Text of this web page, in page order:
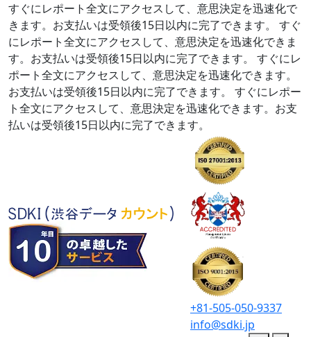
すぐにレポート全文にアクセスして、意思決定を迅速化で
きます。お支払いは受領後15日以内に完了できます。
すぐ
にレポート全文にアクセスして、意思決定を迅速化できま
す。お支払いは受領後15日以内に完了できます。
すぐにレ
ポート全文にアクセスして、意思決定を迅速化できます。
お支払いは受領後15日以内に完了できます。
すぐにレポー
ト全文にアクセスして、意思決定を迅速化できます。お支
払いは受領後15日以内に完了できます。
+81-505-050-9337
info@sdki.jp